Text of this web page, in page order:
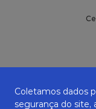
Coletamos dados
segurança do site,